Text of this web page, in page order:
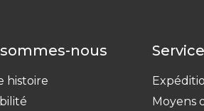
nous
histoire
Moyens